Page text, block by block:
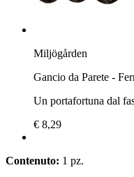
Miljögården
Gancio da Parete -
Un portafortuna dal
€ 8,29
Contenuto: 1 pz.